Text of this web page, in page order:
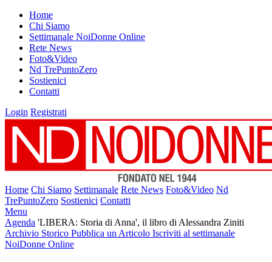
Home
Chi Siamo
Settimanale NoiDonne Online
Rete News
Foto&Video
Nd TrePuntoZero
Sostienici
Contatti
Login Registrati
Home Chi Siamo Settimanale Rete News Foto&Video Nd
TrePuntoZero Sostienici Contatti
Menu
Agenda 'LIBERA: Storia di Anna', il libro di Alessandra Ziniti
Archivio Storico Pubblica un Articolo Iscriviti al settimanale
NoiDonne Online